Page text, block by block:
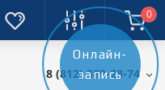
0
8 (812) 389-28-74
Онлайн-
запись